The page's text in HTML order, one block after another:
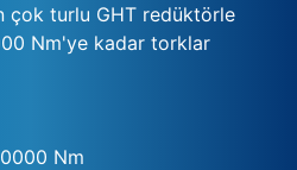
çok turlu GHT redüktörle
Nm'ye kadar torklar
Nm